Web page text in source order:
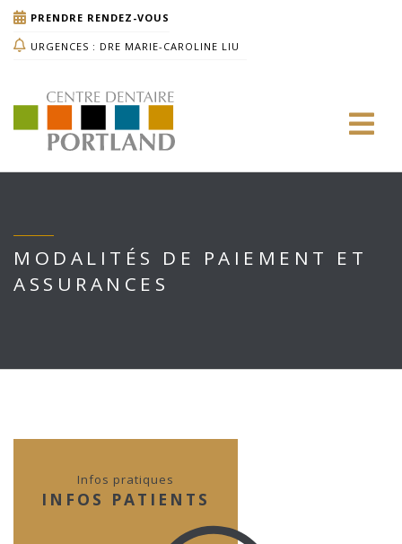
PRENDRE RENDEZ-VOUS
URGENCES : DRE MARIE-CAROLINE LIU
MODALITÉS DE PAIEMENT ET
ASSURANCES
Infos pratiques
INFOS PATIENTS